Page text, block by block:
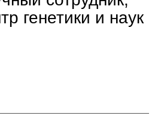
генетики и наук